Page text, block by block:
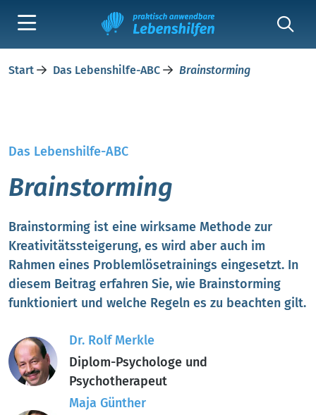
Start Das Lebenshilfe-ABC Brainstorming
Das Lebenshilfe-ABC
Brainstorming
Brainstorming ist eine wirksame Methode zur
Kreativitätssteigerung, es wird aber auch im
Rahmen eines Problemlösetrainings eingesetzt. In
diesem Beitrag erfahren Sie, wie Brainstorming
funktioniert und welche Regeln es zu beachten gilt.
Dr. Rolf Merkle
Diplom-Psychologe und
Psychotherapeut
Maja Günther